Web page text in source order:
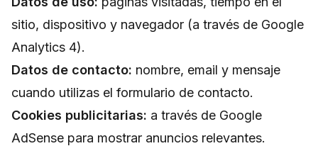
sitio, dispositivo y navegador (a través de Google
Analytics 4).
Datos de contacto: nombre, email y mensaje
cuando utilizas el formulario de contacto.
Cookies publicitarias: a través de Google
AdSense para mostrar anuncios relevantes.